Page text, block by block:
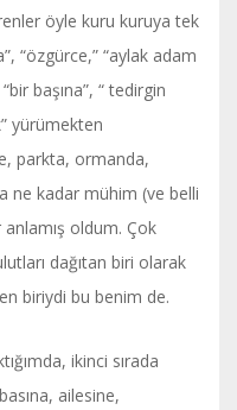
öyle kuru kuruya tek
“özgürce,” “aylak adam
başına”, “ tedirgin
yürümekten
parkta, ormanda,
ne kadar mühim (ve belli
oldum. Çok
dağıtan biri olarak
biriydi bu benim de.
ikinci sırada
ailesine,